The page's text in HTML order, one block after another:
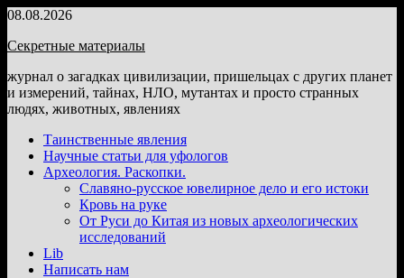
Перейти
содержимому
08.08.2026
Секретные материалы
журнал о загадках цивилизации, пришельцах с других планет
и измерений, тайнах, НЛО, мутантах и просто странных
людях, животных, явлениях
Таинственные явления
Научные статьи для уфологов
Археология. Раскопки.
Славяно-русское ювелирное дело и его истоки
Кровь на руке
От Руси до Китая из новых археологических
исследований
Lib
Написать нам